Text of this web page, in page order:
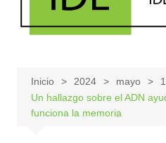
Inicio 2024 mayo
Un hallazgo sobre el ADN
funciona la memoria